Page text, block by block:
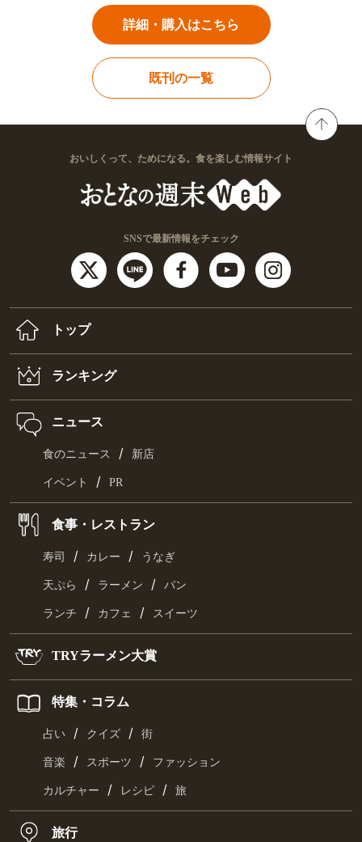
詳細・購入はこちら
既刊の一覧
おいしくって、ためになる。食を楽しむ情報サイト
SNSで最新情報をチェック
トップ
ランキング
ニュース
食のニュース / 新店
イベント / PR
食事・レストラン
寿司 / カレー / うなぎ
天ぷら / ラーメン / パン
ランチ / カフェ / スイーツ
TRYラーメン大賞
特集・コラム
占い / クイズ / 街
音楽 / スポーツ / ファッション
カルチャー / レシピ / 旅
旅行